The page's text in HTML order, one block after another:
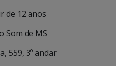
de 12 anos
Som de MS
559, 3º andar